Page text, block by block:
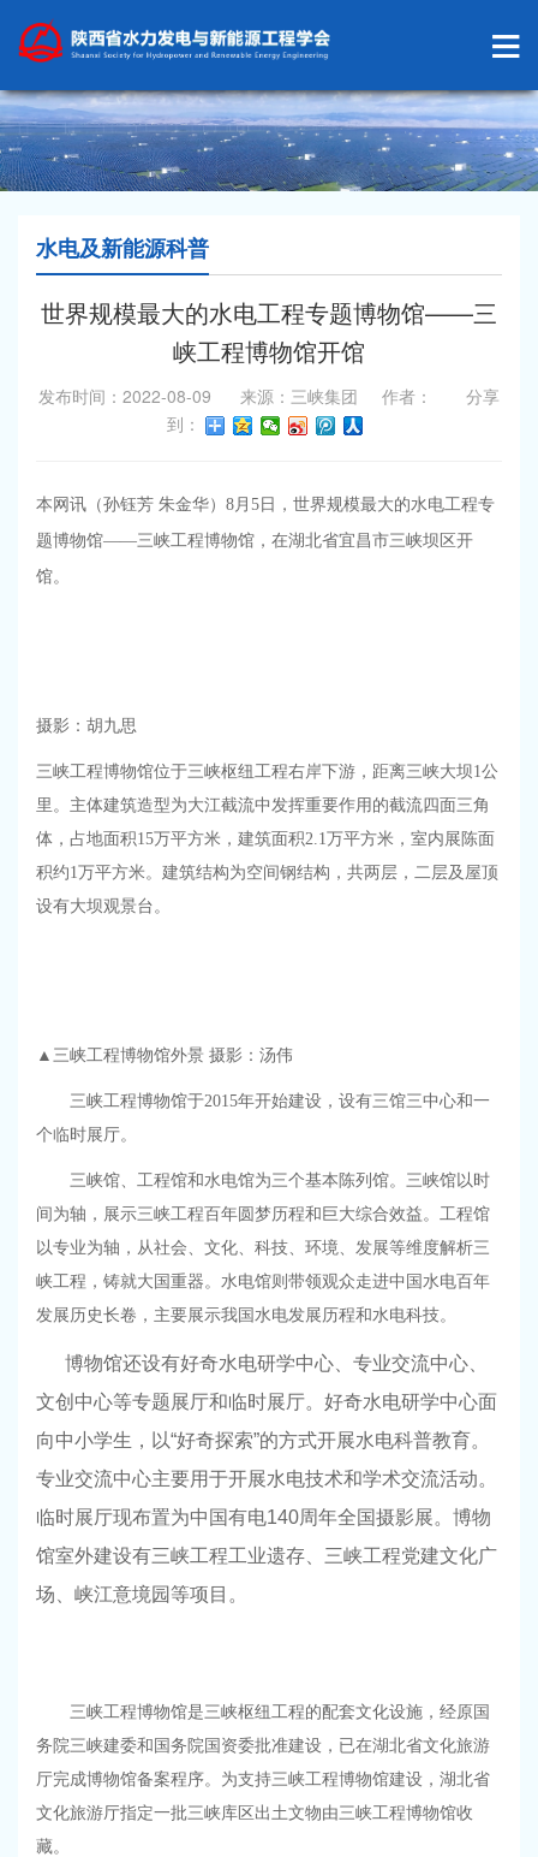
水电及新能源科普
世界规模最大的水电工程专题博物馆——三
峡工程博物馆开馆
发布时间：2022-08-09 来源：三峡集团 作者： 分享
到：
本网讯（孙钰芳 朱金华）8月5日，世界规模最大的水电工程专
题博物馆——三峡工程博物馆，在湖北省宜昌市三峡坝区开
馆。
摄影：胡九思
三峡工程博物馆位于三峡枢纽工程右岸下游，距离三峡大坝1公
里。主体建筑造型为大江截流中发挥重要作用的截流四面三角
体，占地面积15万平方米，建筑面积2.1万平方米，室内展陈面
积约1万平方米。建筑结构为空间钢结构，共两层，二层及屋顶
设有大坝观景台。
▲三峡工程博物馆外景 摄影：汤伟
三峡工程博物馆于2015年开始建设，设有三馆三中心和一
个临时展厅。
三峡馆、工程馆和水电馆为三个基本陈列馆。三峡馆以时
间为轴，展示三峡工程百年圆梦历程和巨大综合效益。工程馆
以专业为轴，从社会、文化、科技、环境、发展等维度解析三
峡工程，铸就大国重器。水电馆则带领观众走进中国水电百年
发展历史长卷，主要展示我国水电发展历程和水电科技。
博物馆还设有好奇水电研学中心、专业交流中心、
文创中心等专题展厅和临时展厅。好奇水电研学中心面
向中小学生，以“好奇探索”的方式开展水电科普教育。
专业交流中心主要用于开展水电技术和学术交流活动。
临时展厅现布置为中国有电140周年全国摄影展。博物
馆室外建设有三峡工程工业遗存、三峡工程党建文化广
场、峡江意境园等项目。
三峡工程博物馆是三峡枢纽工程的配套文化设施，经原国
务院三峡建委和国务院国资委批准建设，已在湖北省文化旅游
厅完成博物馆备案程序。为支持三峡工程博物馆建设，湖北省
文化旅游厅指定一批三峡库区出土文物由三峡工程博物馆收
藏。